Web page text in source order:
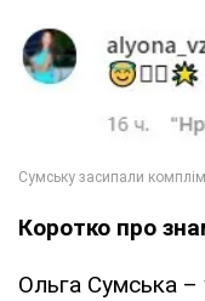
Коротко про
Ольга Сумська –